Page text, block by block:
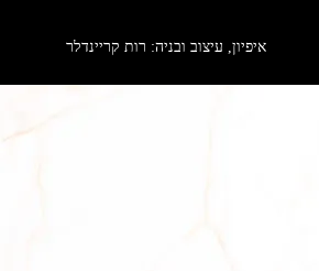
איפיון, עיצוב ובניה: רות קריינדלר